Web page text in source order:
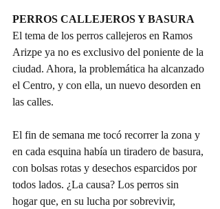
PERROS CALLEJEROS Y BASURA
El tema de los perros callejeros en Ramos
Arizpe ya no es exclusivo del poniente de la
ciudad. Ahora, la problemática ha alcanzado
el Centro, y con ella, un nuevo desorden en
las calles.
El fin de semana me tocó recorrer la zona y
en cada esquina había un tiradero de basura,
con bolsas rotas y desechos esparcidos por
todos lados. ¿La causa? Los perros sin
hogar que, en su lucha por sobrevivir,